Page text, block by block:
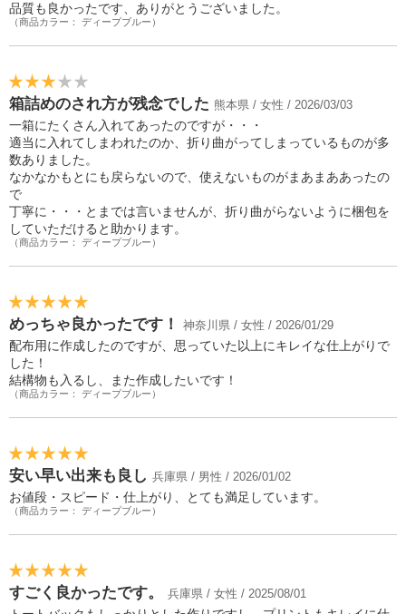
品質も良かったです、ありがとうございました。
（商品カラー： ディープブルー）
箱詰めのされ方が残念でした 熊本県 / 女性 / 2026/03/03
一箱にたくさん入れてあったのですが・・・
適当に入れてしまわれたのか、折り曲がってしまっているものが多
数ありました。
なかなかもとにも戻らないので、使えないものがまあまああったの
で
丁寧に・・・とまでは言いませんが、折り曲がらないように梱包を
していただけると助かります。
（商品カラー： ディープブルー）
めっちゃ良かったです！ 神奈川県 / 女性 / 2026/01/29
配布用に作成したのですが、思っていた以上にキレイな仕上がりで
した！
結構物も入るし、また作成したいです！
（商品カラー： ディープブルー）
安い早い出来も良し 兵庫県 / 男性 / 2026/01/02
お値段・スピード・仕上がり、とても満足しています。
（商品カラー： ディープブルー）
すごく良かったです。 兵庫県 / 女性 / 2025/08/01